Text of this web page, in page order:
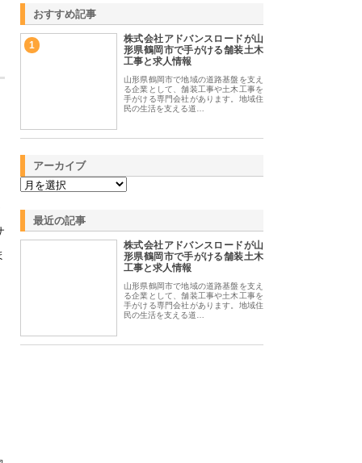
おすすめ記事
1
株式会社アドバンスロードが山
形県鶴岡市で手がける舗装土木
工事と求人情報
山形県鶴岡市で地域の道路基盤を支え
る企業として、舗装工事や土木工事を
手がける専門会社があります。地域住
民の生活を支える道…
アーカイブ
最近の記事
株式会社アドバンスロードが山
形県鶴岡市で手がける舗装土木
工事と求人情報
山形県鶴岡市で地域の道路基盤を支え
る企業として、舗装工事や土木工事を
手がける専門会社があります。地域住
民の生活を支える道…